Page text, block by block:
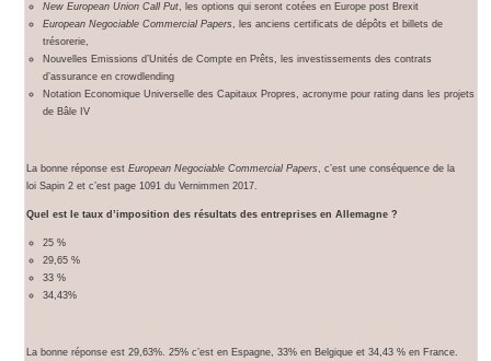
New European Union Call Put, les options qui seront cotées en Europe post Brexit
European Negociable Commercial Papers, les anciens certificats de dépôts et billets de
trésorerie,
Nouvelles Emissions d’Unités de Compte en Prêts, les investissements des contrats
d’assurance en crowdlending
Notation Economique Universelle des Capitaux Propres, acronyme pour rating dans les projets
de Bâle IV
La bonne réponse est European Negociable Commercial Papers, c’est une conséquence de la
loi Sapin 2 et c’est page 1091 du Vernimmen 2017.
Quel est le taux d’imposition des résultats des entreprises en Allemagne ?
25 %
29,65 %
33 %
34,43%
La bonne réponse est 29,63%. 25% c’est en Espagne, 33% en Belgique et 34,43 % en France.